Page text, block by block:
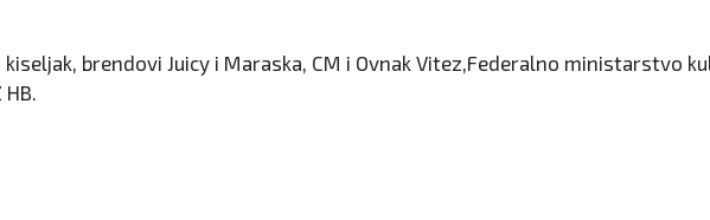
brendovi Juicy i Maraska, CM i Ovnak Vitez,Federalno ministarstvo